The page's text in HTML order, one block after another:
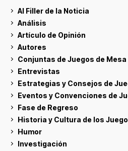
Al Filler de la Noticia
Análisis
Artículo de Opinión
Autores
Conjuntas de Juegos de Mesa
Entrevistas
Estrategias y Consejos de
Eventos y Convenciones de
Fase de Regreso
Historia y Cultura de los
Humor
Investigación